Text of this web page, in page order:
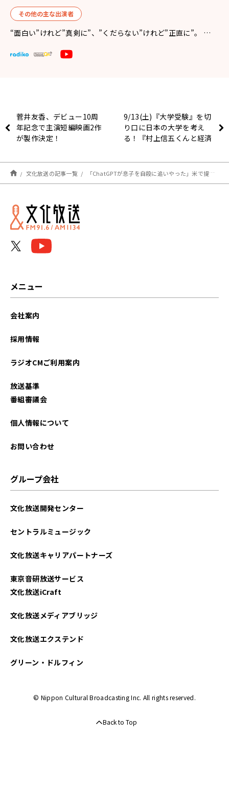
その他の主な出演者
“面白い”けれど”真剣に”、”くだらない”けれど”正直に”。 …
菅井友香、デビュー10周
年記念で主演短編映画2作
が製作決定！
9/13(土)『大学受験』を切
り口に日本の大学を考え
る！『村上信五くんと経済
文化放送の記事一覧 「ChatGPTが息子を自殺に追いやった」米で提訴。大竹まことやはるな愛が対話型生成AIの危険性を語る
メニュー
会社案内
採用情報
ラジオCMご利用案内
放送基準
番組審議会
個人情報について
お問い合わせ
グループ会社
文化放送開発センター
セントラルミュージック
文化放送キャリアパートナーズ
東京音研放送サービス
文化放送iCraft
文化放送メディアブリッジ
文化放送エクステンド
グリーン・ドルフィン
© Nippon Cultural Broadcasting Inc. All rights reserved.
Back to Top